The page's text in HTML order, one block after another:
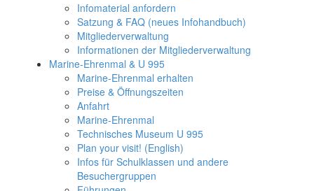
Infomaterial anfordern
Satzung & FAQ (neues Infohandbuch)
Mitgliederverwaltung
Informationen der Mitgliederverwaltung
Marine-Ehrenmal & U 995
Marine-Ehrenmal erhalten
Preise & Öffnungszeiten
Anfahrt
Marine-Ehrenmal
Technisches Museum U 995
Plan your visit! (English)
Infos für Schulklassen und andere
Besuchergruppen